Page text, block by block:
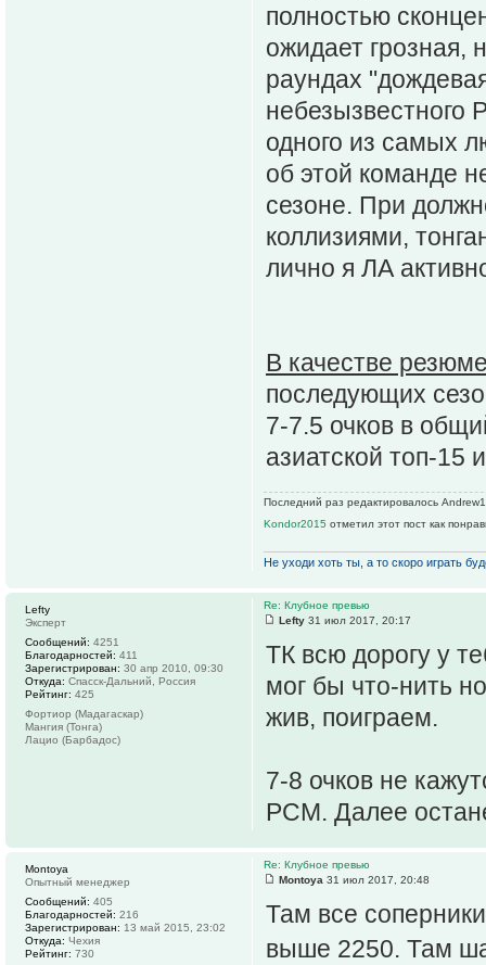
полностью
ожидает грозная,
раундах
небезызвестного
одного из самых
об этой команде
сезоне. При
коллизиями,
лично я ЛА
В качестве
последующих
7-7.5 очков в
азиатской топ-15
Последний раз редактировалось
Kondor2015 отметил этот пост как
Не уходи хоть ты, а то скоро играть
Re: Клубное превью
Lefty 31 июл 2017, 20:17
ТК всю дорогу у
мог бы что-нить
жив, поиграем.
7-8 очков не
РСМ. Далее
Lefty
Эксперт
Сообщений: 4251
Благодарностей: 411
Зарегистрирован: 30 апр 2010, 09:30
Откуда: Спасск-Дальний, Россия
Рейтинг: 425
Фортиор (Мадагаскар)
Мангия (Тонга)
Лацио (Барбадос)
Re: Клубное превью
Montoya 31 июл 2017, 20:48
Там все
выше 2250. Там
Montoya
Опытный менеджер
Сообщений: 405
Благодарностей: 216
Зарегистрирован: 13 май 2015, 23:02
Откуда: Чехия
Рейтинг: 730